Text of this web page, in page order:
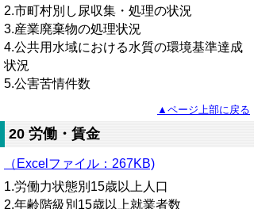
2.市町村別し尿収集・処理の状況
3.産業廃棄物の処理状況
4.公共用水域における水質の環境基準達成
状況
5.公害苦情件数
▲ページ上部に戻る
20 労働・賃金
（Excelファイル：267KB)
1.労働力状態別15歳以上人口
2.年齢階級別15歳以上就業者数